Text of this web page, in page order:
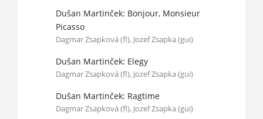
Dušan Martinček: Bonjour, Monsieur
Picasso
Dagmar Zsapková (fl), Jozef Zsapka (gui)
Dušan Martinček: Elegy
Dagmar Zsapková (fl), Jozef Zsapka (gui)
Dušan Martinček: Ragtime
Dagmar Zsapková (fl), Jozef Zsapka (gui)